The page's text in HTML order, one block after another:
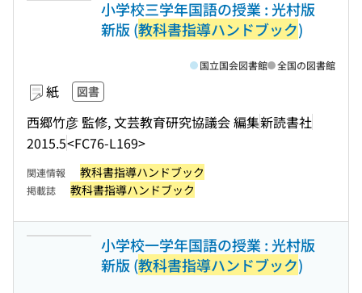
小学校三学年国語の授業 : 光村版
新版 (教科書指導ハンドブック)
紙 図書
西郷竹彦 監修, 文芸教育研究協議会 編集新読書社
2015.5<FC76-L169>
国立国会図書館 全国の図書館
関連情報 教科書指導ハンドブック
掲載誌 教科書指導ハンドブック
小学校一学年国語の授業 : 光村版
新版 (教科書指導ハンドブック)